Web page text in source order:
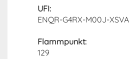
UFI:
ENQR-G4RX-M00J-XSVA
Flammpunkt:
129